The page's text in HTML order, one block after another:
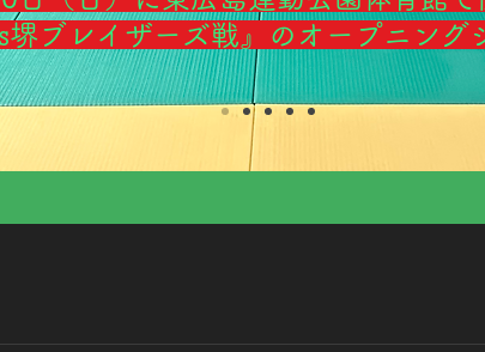
ブレイザーズ戦』のオープニング